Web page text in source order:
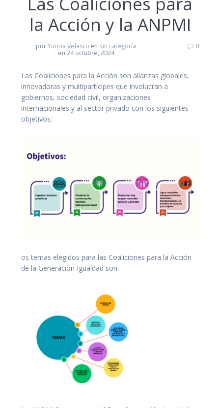
la Acción y la ANPMI
porYuriria Velasco en Sin categoría
en 24 octubre, 2024
0
Las Coaliciones para la Acción son alianzas globales,
innovadoras y multipartícipes que involucran a
gobiernos, sociedad civil, organizaciones
internacionales y al sector privado con los siguientes
objetivos:
os temas elegidos para las Coaliciones para la Acción
de la Generación Igualdad son: